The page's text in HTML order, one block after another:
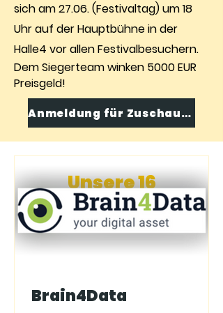
sich am 27.06. (Festivaltag) um 18
Uhr auf der Hauptbühne in der
Halle4 vor allen Festivalbesuchern.
Dem Siegerteam winken 5000 EUR
Preisgeld!
Anmeldung für ZuschauerInnen
Unsere 16
Vorrunden-Teams
Brain4Data